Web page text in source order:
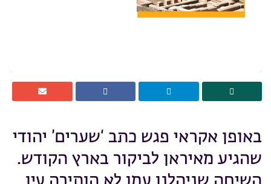
באופן אקראי פגש כתב ‘שערים’ יהודי
שהגיע מאיראן לביקור בארץ הקודש.